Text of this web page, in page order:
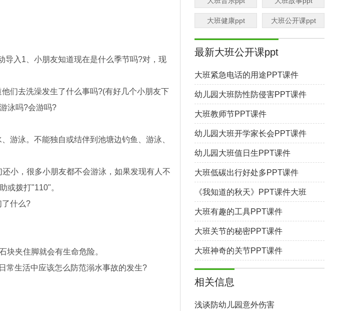
入1、小朋友知道现在是什么季节吗?对，现
们去洗澡发生了什么事吗?(有好几个小朋友下
泳吗?会游吗?
泳。不能独自或结伴到池塘边钓鱼、游泳、
，很多小朋友都不会游泳，如果发现有人不
或拨打"110"。
什么?
夹住脚就会有生命危险。
生活中应该怎么防范溺水事故的发生?
大班健康ppt 大班公开课ppt
最新大班公开课ppt
大班紧急电话的用途PPT课件
幼儿园大班防性防侵害PPT课件
大班教师节PPT课件
幼儿园大班开学家长会PPT课件
幼儿园大班值日生PPT课件
大班低碳出行好处多PPT课件
《我知道的秋天》PPT课件大班
综合活动
大班有趣的工具PPT课件
大班关节的秘密PPT课件
大班神奇的关节PPT课件
相关信息
浅谈防幼儿园意外伤害